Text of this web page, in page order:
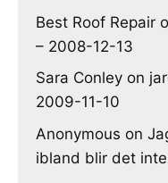
Best Roof Repair
– 2008-12-13
Sara Conley on
2009-11-10
Anonymous on
ibland blir det